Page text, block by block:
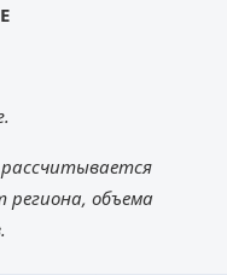
региона, объема